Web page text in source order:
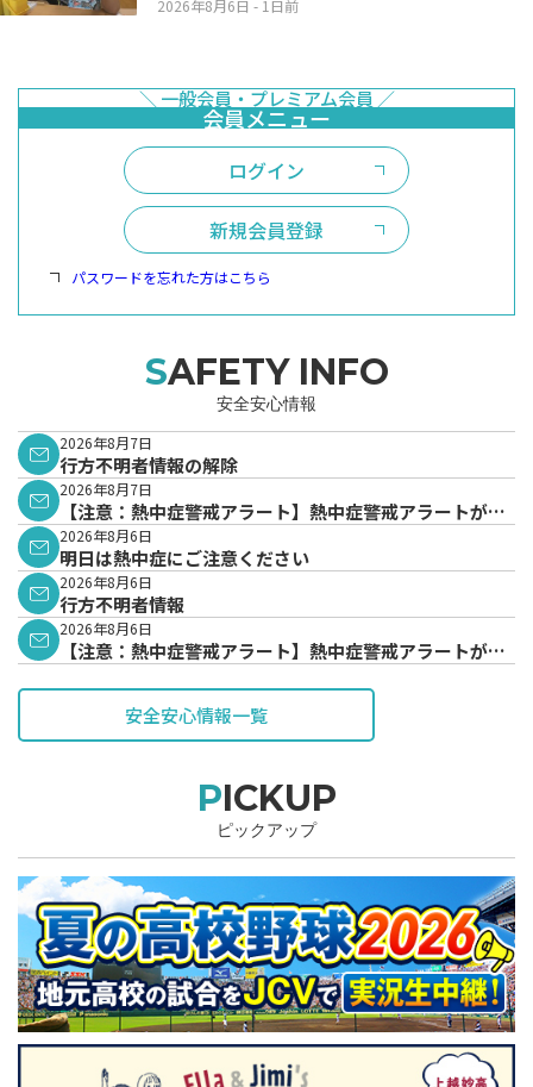
2026年8月6日 - 1日前
ログイン
新規会員登録
パスワードを忘れた方はこちら
SAFETY INFO
安全安心情報
2026年8月7日
行方不明者情報の解除
2026年8月7日
【注意：熱中症警戒アラート】熱中症警戒アラートが発
表されています。
2026年8月6日
明日は熱中症にご注意ください
2026年8月6日
行方不明者情報
2026年8月6日
【注意：熱中症警戒アラート】熱中症警戒アラートが発
安全安心情報一覧
PICKUP
ピックアップ